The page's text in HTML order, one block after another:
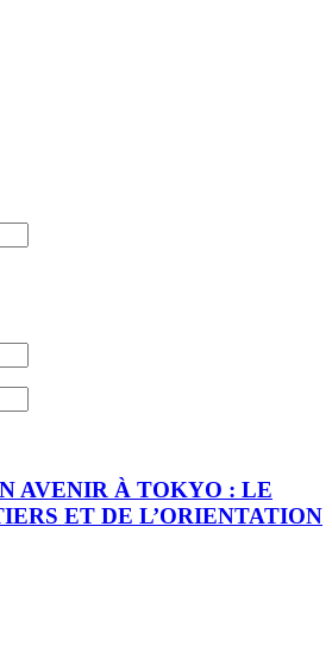
AVENIR À TOKYO : LE
ET DE L’ORIENTATION